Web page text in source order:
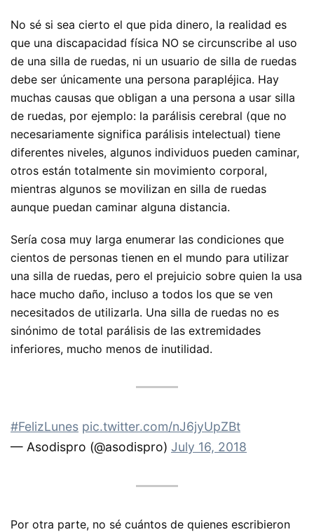
No sé si sea cierto el que pida dinero, la realidad es
que una discapacidad física NO se circunscribe al uso
de una silla de ruedas, ni un usuario de silla de ruedas
debe ser únicamente una persona parapléjica. Hay
muchas causas que obligan a una persona a usar silla
de ruedas, por ejemplo: la parálisis cerebral (que no
necesariamente significa parálisis intelectual) tiene
diferentes niveles, algunos individuos pueden caminar,
otros están totalmente sin movimiento corporal,
mientras algunos se movilizan en silla de ruedas
aunque puedan caminar alguna distancia.
Sería cosa muy larga enumerar las condiciones que
cientos de personas tienen en el mundo para utilizar
una silla de ruedas, pero el prejuicio sobre quien la usa
hace mucho daño, incluso a todos los que se ven
necesitados de utilizarla. Una silla de ruedas no es
sinónimo de total parálisis de las extremidades
inferiores, mucho menos de inutilidad.
#FelizLunes pic.twitter.com/nJ6jyUpZBt
— Asodispro (@asodispro) July 16, 2018
Por otra parte, no sé cuántos de quienes escribieron